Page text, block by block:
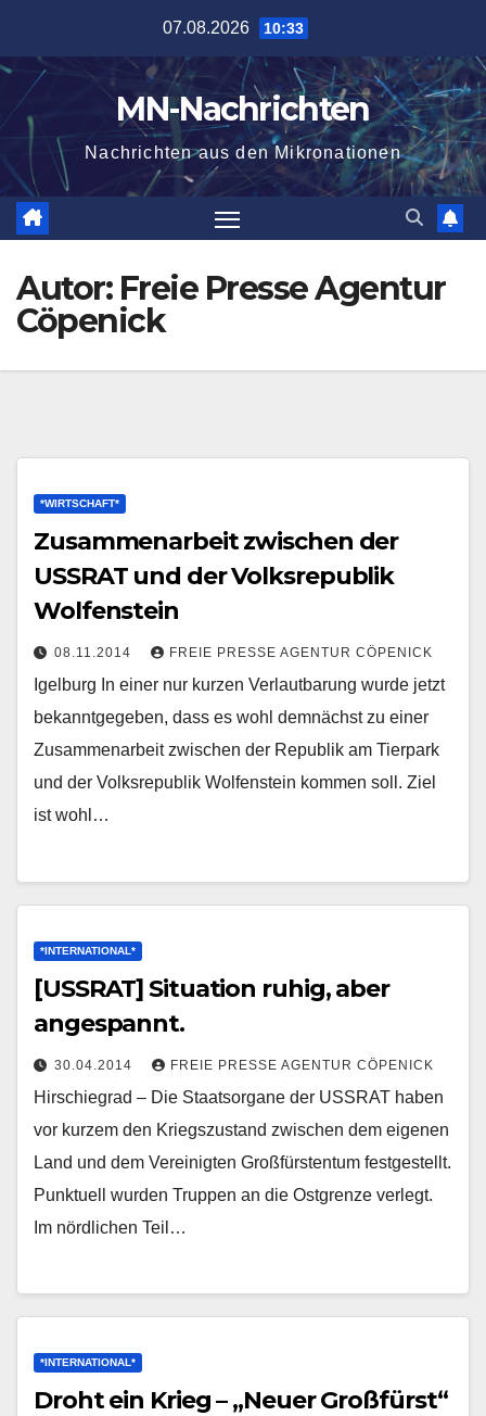
springen
07.08.2026 10:33
MN-Nachrichten
Nachrichten aus den Mikronationen
Autor: Freie Presse Agentur
Cöpenick
*WIRTSCHAFT*
Zusammenarbeit zwischen der
USSRAT und der Volksrepublik
Wolfenstein
08.11.2014 FREIE PRESSE AGENTUR CÖPENICK
Igelburg In einer nur kurzen Verlautbarung wurde jetzt
bekanntgegeben, dass es wohl demnächst zu einer
Zusammenarbeit zwischen der Republik am Tierpark
und der Volksrepublik Wolfenstein kommen soll. Ziel
ist wohl…
*INTERNATIONAL*
[USSRAT] Situation ruhig, aber
angespannt.
30.04.2014 FREIE PRESSE AGENTUR CÖPENICK
Hirschiegrad – Die Staatsorgane der USSRAT haben
vor kurzem den Kriegszustand zwischen dem eigenen
Land und dem Vereinigten Großfürstentum festgestellt.
Punktuell wurden Truppen an die Ostgrenze verlegt.
Im nördlichen Teil…
*INTERNATIONAL*
Droht ein Krieg – „Neuer Großfürst“